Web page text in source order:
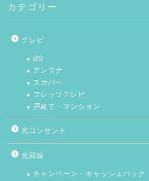
カテゴリー
テレビ
BS
アンテナ
スカパー
フレッツテレビ
戸建て・マンション
光コンセント
光回線
キャンペーン・キャッシュバック